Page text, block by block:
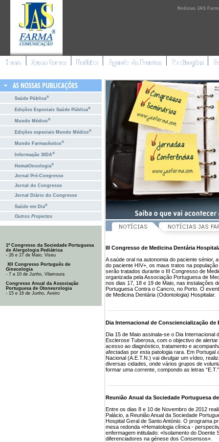
Notícias JAS
Saúde Pública®
Edições Especiais Saúde Pública®
Mundo Médico®
Edições especiais Mundo Médico®
Mundo Farmacêutico®
Informação SIDA®
HematOncologia®
Jornal Pré-Congresso
Jornal do Congresso
Jornal Diário do Congresso
Saúde em Dia®
Outros Projectos
1º Congresso da Sociedade Portuguesa
de Alergologia Pediátrica
- 26 e 27 de Maio, Viseu
XII Congresso Português de
Ginecologia
- 7 a 10 de Junho, Vilamoura
Congresso Anual da Associação
Portuguesa de Otoneurologia
- 15 e 16 de Junho, Aveiro
III Congresso de Medicina Dentária
A saúde oral na autonomia do paciente sénior,
do paciente HIV+, os maus tratos na
serão tratados durante o III Congresso de
organizada pela Associação Portuguesa de
nos dias 17, 18 e 19 de Maio, nas instalações
Portuguesa Contra o Cancro, no Porto. O
de Medicina Dentária (Odontologia) Hospitalar.
Dia Internacional de Consciencialização de
Dia 15 de Maio assinala-se o Dia Internacional
Esclerose Tuberosa, com o objectivo de
acesso ao diagnóstico, tratamento e
afectadas por esta patologia rara. Em
Nacional (A.E.T.N.) vai divulgar um vídeo,
diversas cidades, onde vários grupos de
formar uma corrente, compondo as letras
Reunião Anual da Sociedade Portuguesa
Entre os dias 8 e 10 de Novembro de 2012
Palácio, a Reunião Anual da Sociedade
Hospital Geral de Santo António. O programa
mesa redonda «Hematologia clínica -
enfermagem intitulado: «Isolamento do Doente
diferenciadores na génese dos Consensos».